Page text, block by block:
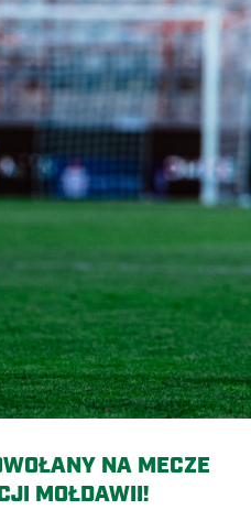
NA MECZE
MOŁDAWII!